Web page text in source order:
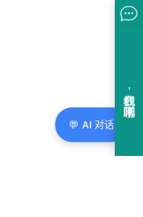
💬 AI 对话